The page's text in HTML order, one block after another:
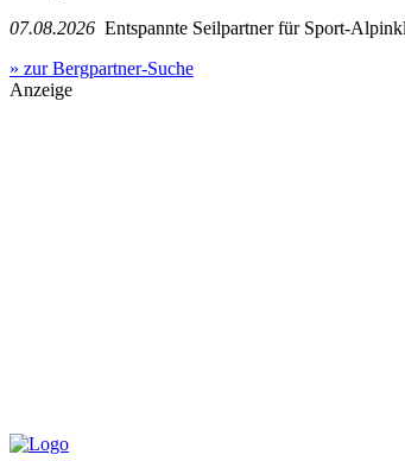
07.08.2026 Entspannte Seilpartner für Sport-
» zur Bergpartner-Suche
Anzeige